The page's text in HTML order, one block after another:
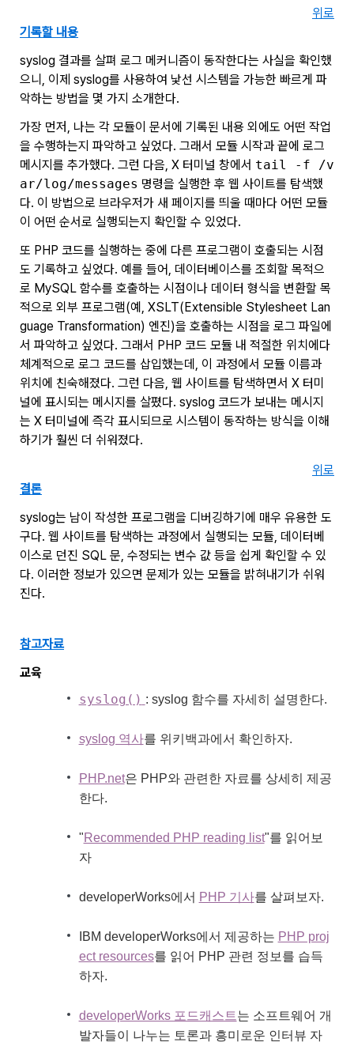
위로
기록할 내용
syslog 결과를 살펴 로그 메커니즘이 동작한다는 사실을 확인했
으니, 이제 syslog를 사용하여 낯선 시스템을 가능한 빠르게 파
악하는 방법을 몇 가지 소개한다.
가장 먼저, 나는 각 모듈이 문서에 기록된 내용 외에도 어떤 작업
을 수행하는지 파악하고 싶었다. 그래서 모듈 시작과 끝에 로그
메시지를 추가했다. 그런 다음, X 터미널 창에서 tail -f /v
ar/log/messages 명령을 실행한 후 웹 사이트를 탐색했
다. 이 방법으로 브라우저가 새 페이지를 띄울 때마다 어떤 모듈
이 어떤 순서로 실행되는지 확인할 수 있었다.
또 PHP 코드를 실행하는 중에 다른 프로그램이 호출되는 시점
도 기록하고 싶었다. 예를 들어, 데이터베이스를 조회할 목적으
로 MySQL 함수를 호출하는 시점이나 데이터 형식을 변환할 목
적으로 외부 프로그램(예, XSLT(Extensible Stylesheet Lan
guage Transformation) 엔진)을 호출하는 시점을 로그 파일에
서 파악하고 싶었다. 그래서 PHP 코드 모듈 내 적절한 위치에다
체계적으로 로그 코드를 삽입했는데, 이 과정에서 모듈 이름과
위치에 친숙해졌다. 그런 다음, 웹 사이트를 탐색하면서 X 터미
널에 표시되는 메시지를 살폈다. syslog 코드가 보내는 메시지
는 X 터미널에 즉각 표시되므로 시스템이 동작하는 방식을 이해
하기가 훨씬 더 쉬워졌다.
위로
결론
syslog는 남이 작성한 프로그램을 디버깅하기에 매우 유용한 도
구다. 웹 사이트를 탐색하는 과정에서 실행되는 모듈, 데이터베
이스로 던진 SQL 문, 수정되는 변수 값 등을 쉽게 확인할 수 있
다. 이러한 정보가 있으면 문제가 있는 모듈을 밝혀내기가 쉬워
진다.
참고자료
교육
syslog() : syslog 함수를 자세히 설명한다.
syslog 역사를 위키백과에서 확인하자.
PHP.net은 PHP와 관련한 자료를 상세히 제공
한다.
"Recommended PHP reading list"를 읽어보
자
developerWorks에서 PHP 기사를 살펴보자.
IBM developerWorks에서 제공하는 PHP proj
ect resources를 읽어 PHP 관련 정보를 습득
하자.
developerWorks 포드캐스트 는 소프트웨어 개
발자들이 나누는 토론과 흥미로운 인터뷰 자